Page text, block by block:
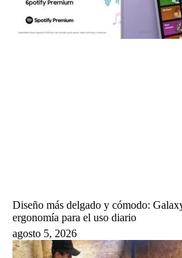
Diseño más delgado y cómodo:
ergonomía para el uso diario
agosto 5, 2026